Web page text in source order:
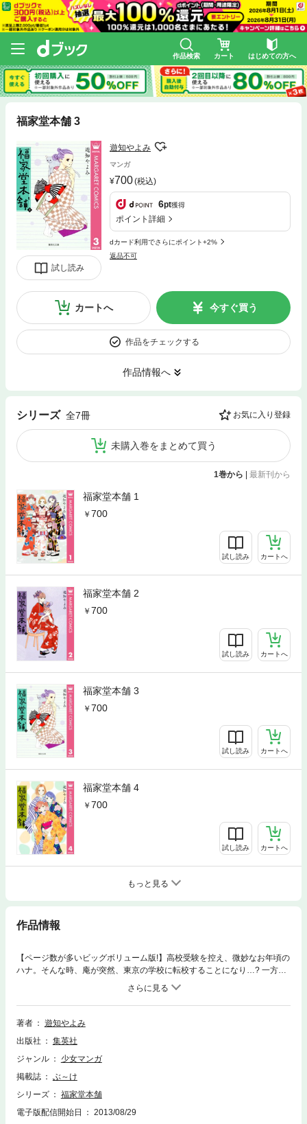
作品検索 カート はじめての方へ
福家堂本舗 3
試し読み
遊知やよみ
マンガ
700(税込)
6pt獲得
ポイント詳細
dカード利用でさらにポイント+2%
返品不可
カートへ 今すぐ買う
作品をチェックする
作品情報へ
シリーズ 全7冊 お気に入り登録
未購入巻をまとめて買う
1巻から 最新刊から
福家堂本舗 1
700
試し読み カートへ
福家堂本舗 2
700
試し読み カートへ
福家堂本舗 3
700
試し読み カートへ
福家堂本舗 4
700
試し読み カートへ
もっと見る
作品情報
【ページ数が多いビッグボリューム版!】高校受験を控え、微妙なお年頃の
ハナ。そんな時、庵が突然、東京の学校に転校することになり…? 一方、
雛と桧山薫の前に突然現れた舞妓･市雀。市雀と桧山、二人の間にはただ
ならぬ過去があったようで…。
著者
遊知やよみ
出版社
集英社
ジャンル
少女マンガ
掲載誌
ぶ～け
シリーズ
福家堂本舗
電子版配信開始日
2013/08/29